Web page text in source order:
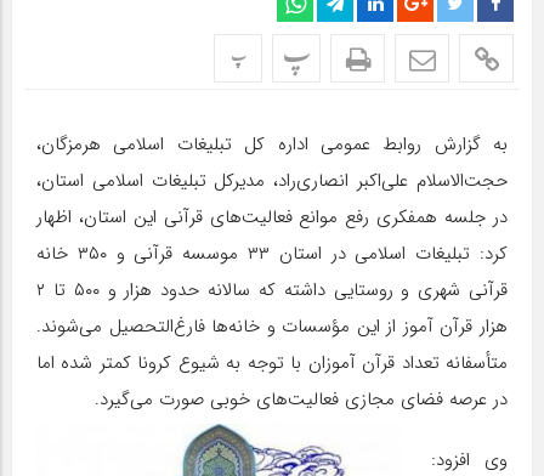
پ پ
به گزارش روابط عمومی اداره کل تبلیغات اسلامی هرمزگان،
حجت‌الاسلام‌ علی‌اکبر انصاری‌راد، مدیرکل تبلیغات اسلامی استان،
در جلسه همفکری رفع موانع فعالیت‌های قرآنی این استان، اظهار
کرد: تبلیغات اسلامی در استان ۳۳ موسسه قرآنی و ۳۵۰ خانه
قرآنی شهری و روستایی داشته که سالانه حدود هزار و ۵۰۰ تا ۲
هزار قرآن آموز از این مؤسسات و خانه‌ها فارغ‌التحصیل می‌شوند.
متأسفانه تعداد قرآن آموزان با توجه به شیوع کرونا کمتر شده اما
در عرصه فضای مجازی فعالیت‌های خوبی صورت می‌گیرد.
وی افزود: